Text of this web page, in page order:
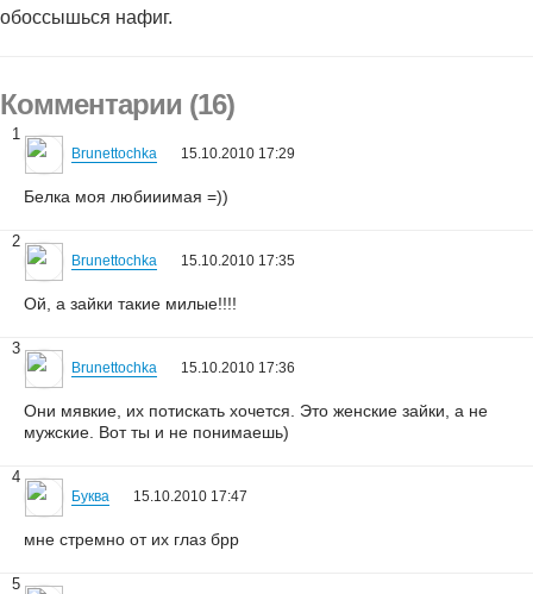
обоссышься нафиг.
Комментарии (16)
1
Brunettochka 15.10.2010 17:29
Белка моя любииимая =))
2
Brunettochka 15.10.2010 17:35
Ой, а зайки такие милые!!!!
3
Brunettochka 15.10.2010 17:36
Они мявкие, их потискать хочется. Это женские зайки, а не
мужские. Вот ты и не понимаешь)
4
Буква 15.10.2010 17:47
мне стремно от их глаз брр
5